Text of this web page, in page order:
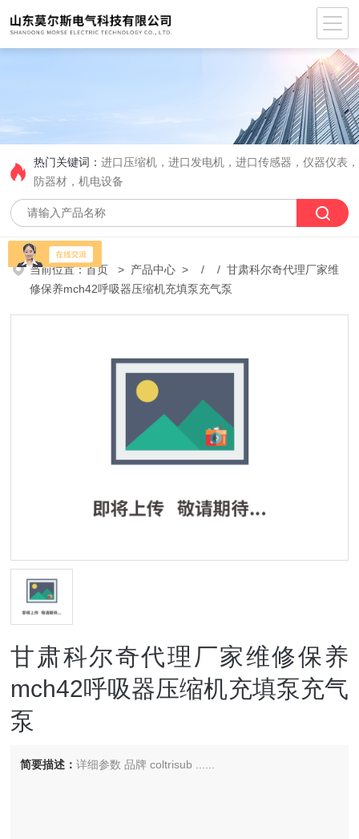
热门关键词：进口压缩机，进口发电机，进口传感器，仪器仪表
防器材，机电设备
当前位置：首页 > 产品中心 > / / 甘肃科尔奇代理厂家维
修保养mch42呼吸器压缩机充填泵充气泵
甘肃科尔奇代理厂家维修保养
mch42呼吸器压缩机充填泵充气
泵
简要描述：详细参数 品牌 coltrisub ......